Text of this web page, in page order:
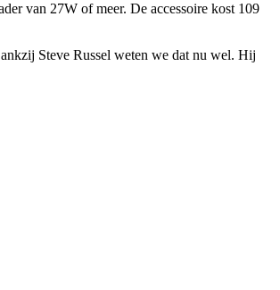
van 27W of meer. De accessoire kost 109
Steve Russel weten we dat nu wel. Hij